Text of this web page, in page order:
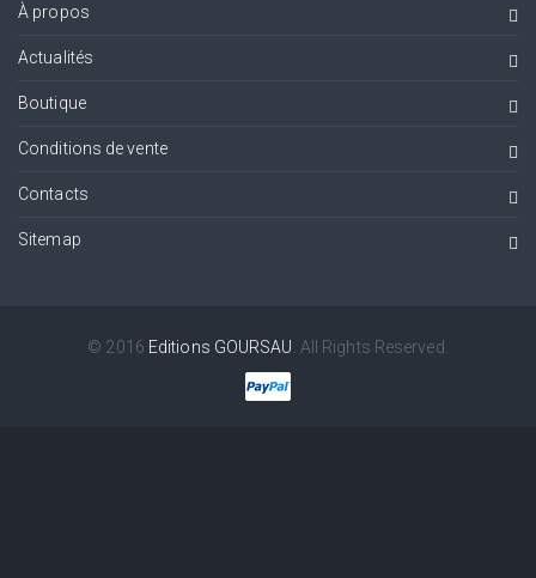
À propos
Actualités
Boutique
Conditions de vente
Contacts
Sitemap
© 2016 Editions GOURSAU . All Rights Reserved.